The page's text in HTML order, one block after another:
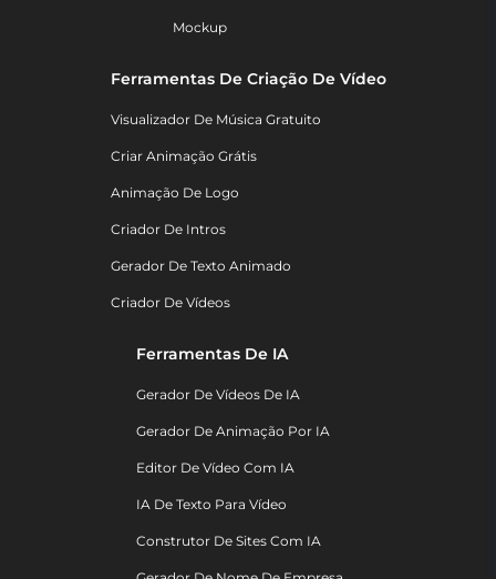
Mockup
Ferramentas De Criação De Vídeo
Visualizador De Música Gratuito
Criar Animação Grátis
Animação De Logo
Criador De Intros
Gerador De Texto Animado
Criador De Vídeos
Ferramentas De IA
Gerador De Vídeos De IA
Gerador De Animação Por IA
Editor De Vídeo Com IA
IA De Texto Para Vídeo
Construtor De Sites Com IA